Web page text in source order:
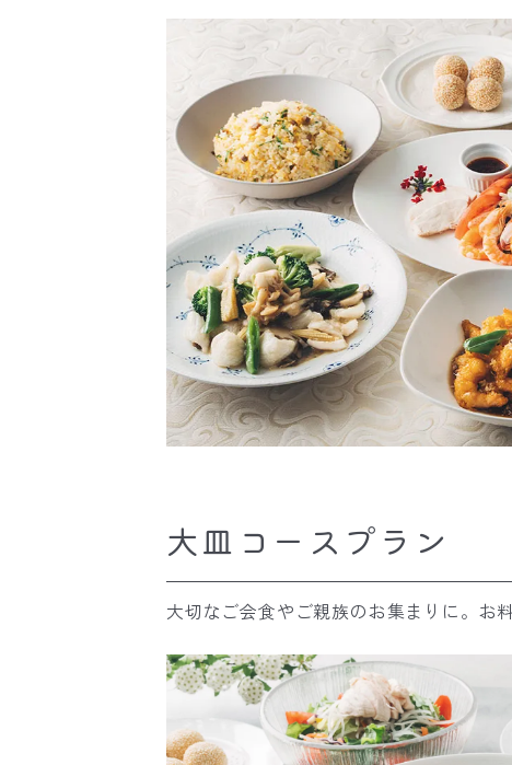
大皿コースプラン
大切なご会食やご親族のお集まりに。お